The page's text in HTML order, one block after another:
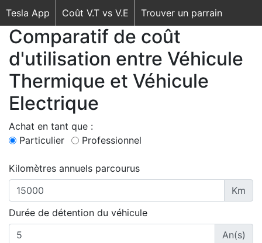
Tesla App Coût V.T vs V.E Trouver un parrain
Comparatif de coût
d'utilisation entre Véhicule
Thermique et Véhicule
Electrique
Achat en tant que :
Particulier
Professionnel
Kilomètres annuels parcourus
Km
Durée de détention du véhicule
An(s)